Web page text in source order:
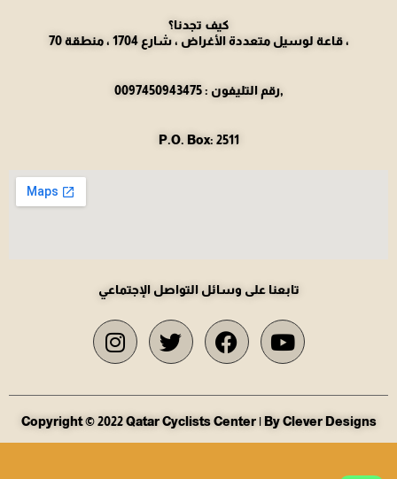
كيف تجدنا؟
قاعة لوسيل متعددة الأغراض ، شارع 1704 ، منطقة 70 ،
رقم التليفون : 0097450943475,
P.O. Box: 2511
تابعنا على وسائل التواصل الإجتماعي
Copyright © 2022 Qatar Cyclists Center | By Clever Designs